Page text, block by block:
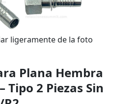
ligeramente de la foto
Plana Hembra
Tipo 2 Piezas Sin